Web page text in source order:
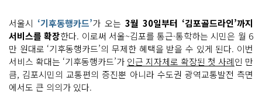
서울시 ‘기후동행카드’가 오는 3월 30일부터 ‘김포골드라인’까지
서비스를 확장한다. 이로써 서울~김포를 통근·통학하는 시민은 월 6
만 원대로 ‘기후동행카드’의 무제한 혜택을 받을 수 있게 된다. 이번
서비스 확대는 ‘기후동행카드’가 인근 지자체로 확장된 첫 사례인 만
큼, 김포시민의 교통편의 증진뿐 아니라 수도권 광역교통발전 측면
에서도 큰 의의가 있다.